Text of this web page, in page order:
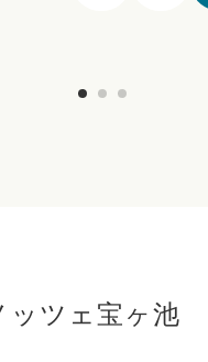
ッツェ宝ヶ池